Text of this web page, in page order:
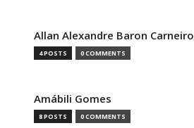
Allan Alexandre Baron Carneiro
4 POSTS 0 COMMENTS
Amábili Gomes
8 POSTS 0 COMMENTS